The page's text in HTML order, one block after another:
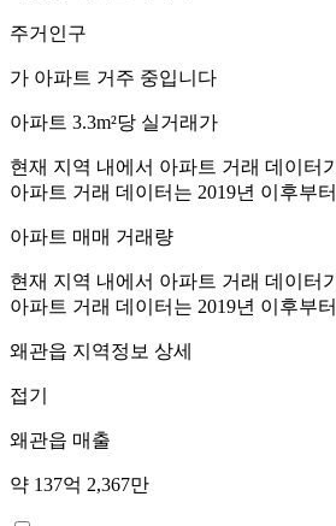
주거인구
가 아파트 거주 중입니다
아파트 3.3m²당 실거래가
현재 지역 내에서 아파트 거래 데이터
아파트 거래 데이터는 2019년 이후부
아파트 매매 거래량
현재 지역 내에서 아파트 거래 데이터
아파트 거래 데이터는 2019년 이후부
왜관읍 지역정보 상세
접기
왜관읍 매출
약 137억 2,367만